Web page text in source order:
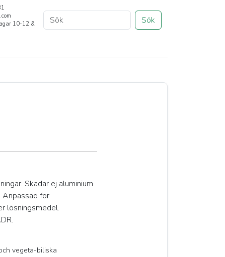
10-12 &
Sök
Skadar ej aluminium
för
lösningsmedel.
vegeta-biliska